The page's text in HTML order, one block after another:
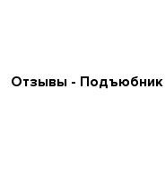
Отзывы -